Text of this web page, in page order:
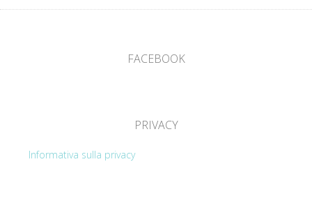
FACEBOOK
PRIVACY
Informativa sulla privacy